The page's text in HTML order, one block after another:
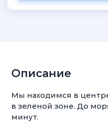
Описание
Мы находимся в
в зеленой зоне. До
минут.